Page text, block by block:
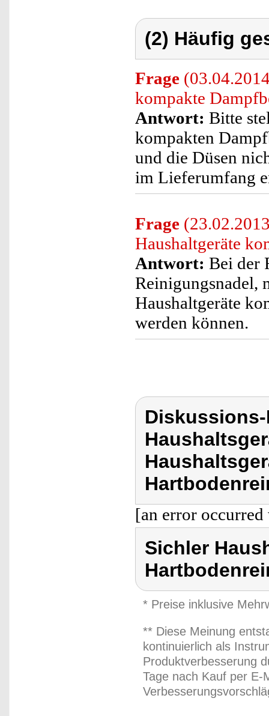
(2) Häufig
Frage
kompakte
Antwort: Bitte
kompakten
und die Düsen
im Lieferumfang
Frage
Haushaltgeräte
Antwort: Bei der
Reinigungsnadel,
Haushaltgeräte
werden können.
[an error
Sichler
* Preise inklusive
** Diese Meinung
kontinuierlich als
Produktverbesserung
Tage nach Kauf per E-